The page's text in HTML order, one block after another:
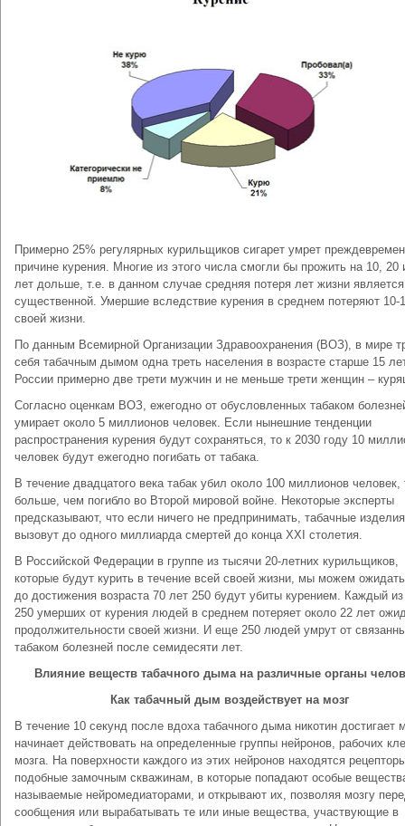
Примерно 25% регулярных курильщиков сигарет умрет
причине курения. Многие из этого числа смогли бы прожить на 10, 20
лет дольше, т.е. в данном случае средняя потеря лет жизни является
существенной. Умершие вследствие курения в среднем потеряют 10-
своей жизни.
По данным Всемирной Организации Здравоохранения (ВОЗ), в мире
себя табачным дымом одна треть населения в возрасте старше 15
России примерно две трети мужчин и не меньше трети женщин –
Согласно оценкам ВОЗ, ежегодно от обусловленных табаком
умирает около 5 миллионов человек. Если нынешние тенденции
распространения курения будут сохраняться, то к 2030 году 10
человек будут ежегодно погибать от табака.
В течение двадцатого века табак убил около 100 миллионов человек,
больше, чем погибло во Второй мировой войне. Некоторые эксперты
предсказывают, что если ничего не предпринимать, табачные изделия
вызовут до одного миллиарда смертей до конца XXI столетия.
В Российской Федерации в группе из тысячи 20-летних курильщиков,
которые будут курить в течение всей своей жизни, мы можем
до достижения возраста 70 лет 250 будут убиты курением. Каждый из
250 умерших от курения людей в среднем потеряет около 22 лет
продолжительности своей жизни. И еще 250 людей умрут от
табаком болезней после семидесяти лет.
Влияние веществ табачного дыма на различные органы
Как табачный дым воздействует на мозг
В течение 10 секунд после вдоха табачного дыма никотин достигает
начинает действовать на определенные группы нейронов, рабочих
мозга. На поверхности каждого из этих нейронов находятся
подобные замочным скважинам, в которые попадают особые
называемые нейромедиаторами, и открывают их, позволяя мозгу
сообщения или вырабатывать те или иные вещества, участвующие в